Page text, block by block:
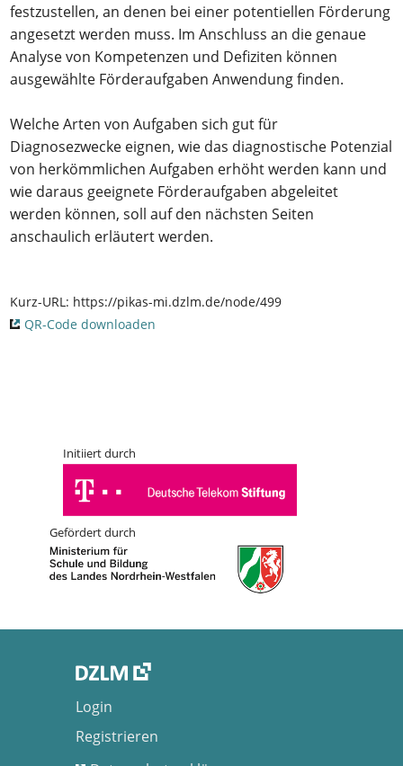
festzustellen, an denen bei einer potentiellen Förderung
angesetzt werden muss. Im Anschluss an die genaue
Analyse von Kompetenzen und Defiziten können
ausgewählte Förderaufgaben Anwendung finden.
Welche Arten von Aufgaben sich gut für
Diagnosezwecke eignen, wie das diagnostische Potenzial
von herkömmlichen Aufgaben erhöht werden kann und
wie daraus geeignete Förderaufgaben abgeleitet
werden können, soll auf den nächsten Seiten
anschaulich erläutert werden.
Kurz-URL: https://pikas-mi.dzlm.de/node/499
QR-Code downloaden
Initiiert durch
Gefördert durch
Login
Registrieren